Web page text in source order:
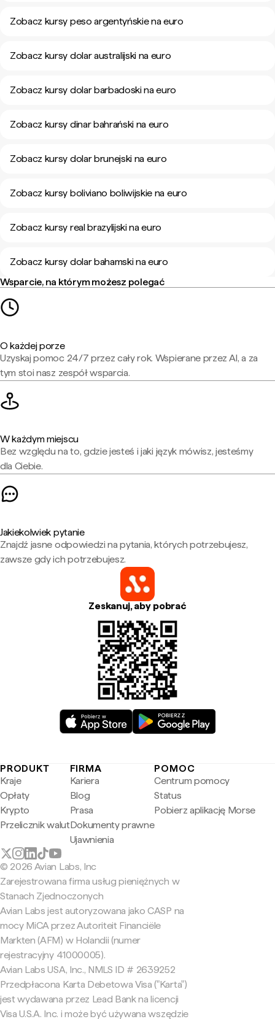
Zobacz kursy peso argentyńskie na euro
Zobacz kursy dolar australijski na euro
Zobacz kursy dolar barbadoski na euro
Zobacz kursy dinar bahrański na euro
Zobacz kursy dolar brunejski na euro
Zobacz kursy boliviano boliwijskie na euro
Zobacz kursy real brazylijski na euro
Zobacz kursy dolar bahamski na euro
Wsparcie, na którym możesz polegać
O każdej porze
Uzyskaj pomoc 24/7 przez cały rok. Wspierane przez AI, a za
tym stoi nasz zespół wsparcia.
W każdym miejscu
Bez względu na to, gdzie jesteś i jaki język mówisz, jesteśmy
dla Ciebie.
Jakiekolwiek pytanie
Znajdź jasne odpowiedzi na pytania, których potrzebujesz,
zawsze gdy ich potrzebujesz.
Zeskanuj, aby pobrać
PRODUKT
Kraje
Opłaty
Krypto
Przelicznik walut
FIRMA
Kariera
Blog
Prasa
Dokumenty prawne
Ujawnienia
POMOC
Centrum pomocy
Status
Pobierz aplikację Morse
© 2026 Avian Labs, Inc
Zarejestrowana firma usług pieniężnych w
Stanach Zjednoczonych
Avian Labs jest autoryzowana jako CASP na
mocy MiCA przez Autoriteit Financiële
Markten (AFM) w Holandii (numer
rejestracyjny 41000005).
Avian Labs USA, Inc., NMLS ID # 2639252
Przedpłacona Karta Debetowa Visa ("Karta")
jest wydawana przez Lead Bank na licencji
Visa U.S.A. Inc. i może być używana wszędzie